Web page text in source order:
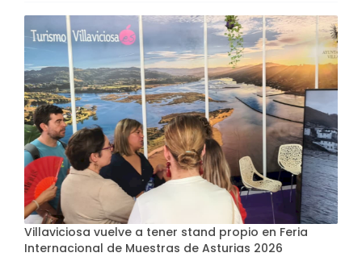
Villaviciosa vuelve a tener stand propio en Feria
Internacional de Muestras de Asturias 2026